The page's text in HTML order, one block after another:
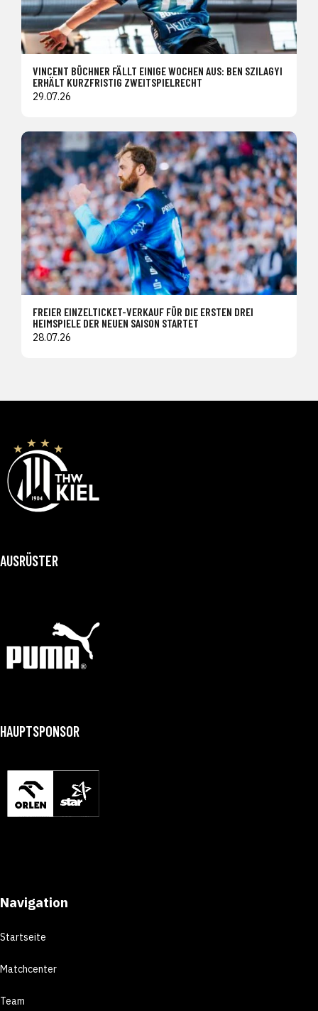
VINCENT BÜCHNER FÄLLT EINIGE WOCHEN AUS: BEN SZILAGYI
ERHÄLT KURZFRISTIG ZWEITSPIELRECHT
29.07.26
FREIER EINZELTICKET-VERKAUF FÜR DIE ERSTEN DREI
HEIMSPIELE DER NEUEN SAISON STARTET
28.07.26
AUSRÜSTER
HAUPTSPONSOR
Navigation
Startseite
Matchcenter
Team